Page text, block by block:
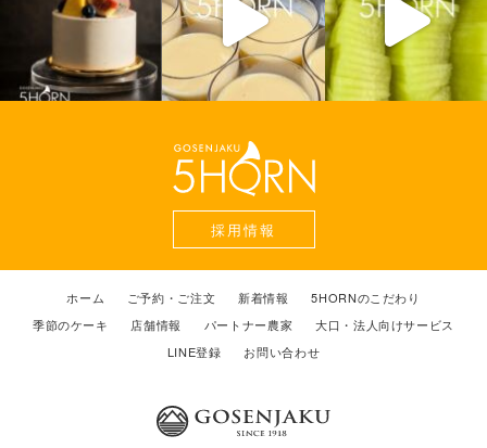
採用情報
ホーム ご予約・ご注文 新着情報
5HORNのこだわり
季節のケーキ
店舗情報 パートナー農家
大口・法人向けサービス
LINE登録
お問い合わせ